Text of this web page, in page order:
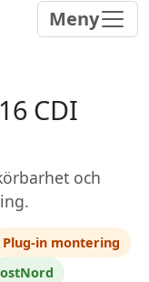
Meny
CDI
och
Plug-in montering